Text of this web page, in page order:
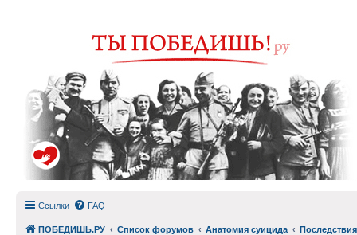
Ссылки FAQ
ПОБЕДИШЬ.РУ Список форумов Анатомия суицида